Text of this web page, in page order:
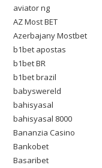
aviator ng
AZ Most BET
Azerbajany Mostbet
b1bet apostas
b1bet BR
b1bet brazil
babyswereld
bahisyasal
bahisyasal 8000
Bananzia Casino
Bankobet
Basaribet